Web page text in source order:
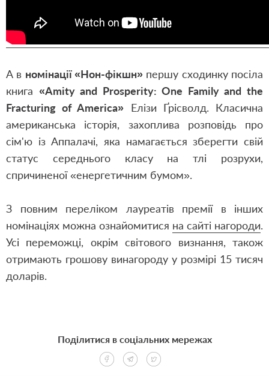
А в номінації «Нон-фікшн» першу сходинку посіла
книга «Amity and Prosperity: One Family and the
Fracturing of America» Елізи Ґрісволд. Класична
американська історія, захоплива розповідь про
сім'ю із Аппалачі, яка намагається зберегти свій
статус середнього класу на тлі розрухи,
спричиненої «енергетичним бумом».
З повним переліком лауреатів премії в інших
номінаціях можна ознайомитися на сайті нагороди.
Усі переможці, окрім світового визнання, також
отримають грошову винагороду у розмірі 15 тисяч
доларів.
Поділитися в соціальних мережах